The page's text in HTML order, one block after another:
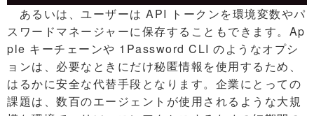
あるいは、ユーザーは API トークンを環境変数やパ
スワードマネージャーに保存することもできます。Ap
ple キーチェーンや 1Password CLI のようなオプシ
ョンは、必要なときにだけ秘匿情報を使用するため、
はるかに安全な代替手段となります。企業にとっての
課題は、数百のエージェントが使用されるような大規